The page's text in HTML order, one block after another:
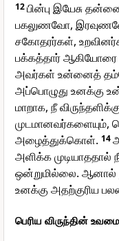
12பின்பு இயேசு
பகலுணவோ,
சகோதரர்கள்,
பக்கத்தார் ஆகியோரை
அவர்கள் உன்னைத்
அப்பொழுது உனக்கு
மாறாக, நீ
முடமானவர்களையும்,
அழைத்துக்கொள். 14
அளிக்க முடியாததால்
ஒன்றுமில்லை. ஆனால்
உனக்கு அதற்குரிய
பெரிய விருந்தின் உவமை